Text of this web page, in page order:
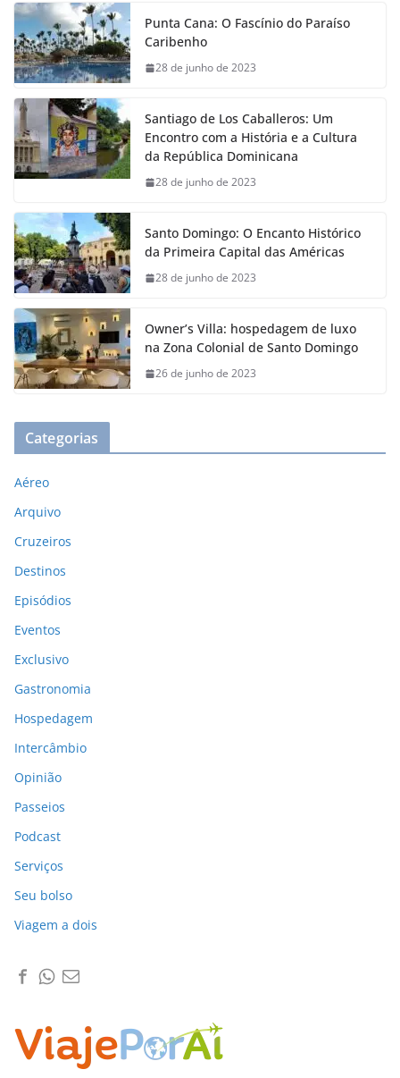
Punta Cana: O Fascínio do Paraíso
Caribenho
28 de junho de 2023
Santiago de Los Caballeros: Um
Encontro com a História e a Cultura
da República Dominicana
28 de junho de 2023
Santo Domingo: O Encanto Histórico
da Primeira Capital das Américas
28 de junho de 2023
Owner’s Villa: hospedagem de luxo
na Zona Colonial de Santo Domingo
26 de junho de 2023
Categorias
Aéreo
Arquivo
Cruzeiros
Destinos
Episódios
Eventos
Exclusivo
Gastronomia
Hospedagem
Intercâmbio
Opinião
Passeios
Podcast
Serviços
Seu bolso
Viagem a dois